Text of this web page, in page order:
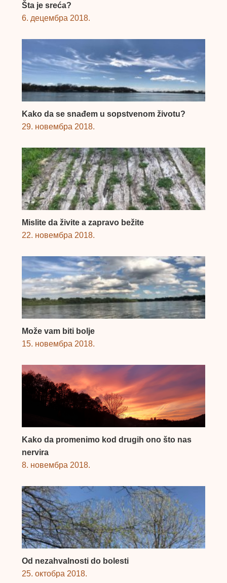
Šta je sreća?
6. децембра 2018.
Kako da se snađem u sopstvenom životu?
29. новембра 2018.
Mislite da živite a zapravo bežite
22. новембра 2018.
Može vam biti bolje
15. новембра 2018.
Kako da promenimo kod drugih ono što nas
nervira
8. новембра 2018.
Od nezahvalnosti do bolesti
25. октобра 2018.